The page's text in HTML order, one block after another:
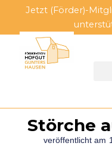
springen
Jetzt (Förder)-
Störche
veröffentlicht am